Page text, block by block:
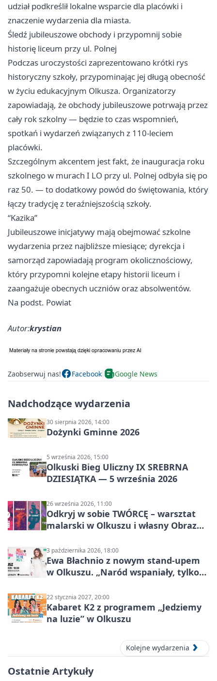
udział podkreślił lokalne wsparcie dla placówki i
znaczenie wydarzenia dla miasta.
Śledź jubileuszowe obchody i przypomnij sobie
historię liceum przy ul. Polnej
Podczas uroczystości zaprezentowano krótki rys
historyczny szkoły, przypominając jej długą obecność
w życiu edukacyjnym Olkusza. Organizatorzy
zapowiadają, że obchody jubileuszowe potrwają przez
cały rok szkolny — będzie to czas wspomnień,
spotkań i wydarzeń związanych z 110-leciem
placówki.
Szczególnym akcentem jest fakt, że inauguracja roku
szkolnego w murach I LO przy ul. Polnej odbyła się po
raz 50. — to dodatkowy powód do świętowania, który
łączy tradycję z teraźniejszością szkoły.
“Kazika”
Jubileuszowe inicjatywy mają obejmować szkolne
wydarzenia przez najbliższe miesiące; dyrekcja i
samorząd zapowiadają program okolicznościowy,
który przypomni kolejne etapy historii liceum i
zaangażuje obecnych uczniów oraz absolwentów.
Na podst. Powiat
Autor:krystian
Zaobserwuj nas! Facebook Google News
Nadchodzące wydarzenia
30 sierpnia 2026, 14:00
Dożynki Gminne 2026
5 września 2026, 15:00
Olkuski Bieg Uliczny IX SREBRNA
DZIESIĄTKA — 5 września 2026
26 września 2026, 11:00
Odkryj w sobie TWÓRCĘ – warsztat
malarski w Olkuszu i własny Obraz
3 października 2026, 18:00
Ewa Błachnio z nowym stand-upem
w Olkuszu. „Naród wspaniały, tylko
22 stycznia 2027, 20:00
Kabaret K2 z programem „Jedziemy
na luzie” w Olkuszu
Kolejne wydarzenia
Ostatnie Artykuły